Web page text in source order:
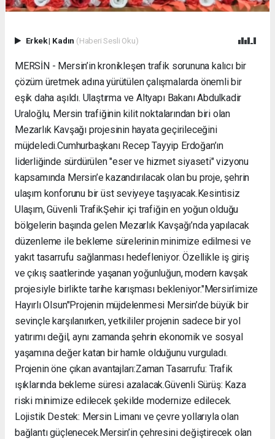
Erkek| Kadın (Haberi Sesli Oku)
MERSİN - Mersin’in kronikleşen trafik sorununa kalıcı bir
çözüm üretmek adına yürütülen çalışmalarda önemli bir
eşik daha aşıldı. Ulaştırma ve Altyapı Bakanı Abdulkadir
Uraloğlu, Mersin trafiğinin kilit noktalarından biri olan
Mezarlık Kavşağı projesinin hayata geçirileceğini
müjdeledi. ​Cumhurbaşkanı Recep Tayyip Erdoğan’ın
liderliğinde sürdürülen "eser ve hizmet siyaseti" vizyonu
kapsamında Mersin’e kazandırılacak olan bu proje, şehrin
ulaşım konforunu bir üst seviyeye taşıyacak. ​Kesintisiz
Ulaşım, Güvenli Trafik ​Şehir içi trafiğin en yoğun olduğu
bölgelerin başında gelen Mezarlık Kavşağı’nda yapılacak
düzenleme ile bekleme sürelerinin minimize edilmesi ve
yakıt tasarrufu sağlanması hedefleniyor. Özellikle iş giriş
ve çıkış saatlerinde yaşanan yoğunluğun, modern kavşak
projesiyle birlikte tarihe karışması bekleniyor. ​"Mersin’imize
Hayırlı Olsun" ​Projenin müjdelenmesi Mersin’de büyük bir
sevinçle karşılanırken, yetkililer projenin sadece bir yol
yatırımı değil, aynı zamanda şehrin ekonomik ve sosyal
yaşamına değer katan bir hamle olduğunu vurguladı. ​
Projenin öne çıkan avantajları: ​Zaman Tasarrufu: Trafik
ışıklarında bekleme süresi azalacak. ​Güvenli Sürüş: Kaza
riski minimize edilecek şekilde modernize edilecek. ​
Lojistik Destek: Mersin Limanı ve çevre yollarıyla olan
bağlantı güçlenecek. ​Mersin’in çehresini değiştirecek olan